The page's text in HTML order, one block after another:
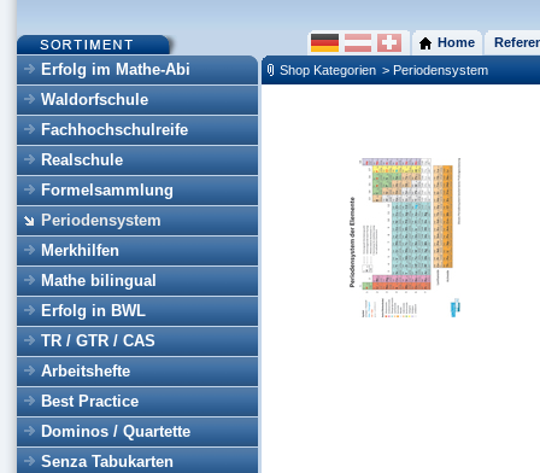
Erfolg im Mathe-Abi
Waldorfschule
Fachhochschulreife
Realschule
Formelsammlung
Periodensystem
Merkhilfen
Mathe bilingual
Erfolg in BWL
TR / GTR / CAS
Arbeitshefte
Best Practice
Dominos / Quartette
Senza Tabukarten
Home
Shop Kategorien > Periodensystem